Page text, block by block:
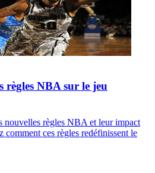
règles NBA sur le jeu
nouvelles règles NBA et leur impact
comment ces règles redéfinissent le